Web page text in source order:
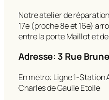
Notre atelier de
17e (proche 8e et 16e)
entre la porte Maillot et de
Adresse: 3 Rue
En métro: Ligne 1-Station
Charles de Gaulle Etoile